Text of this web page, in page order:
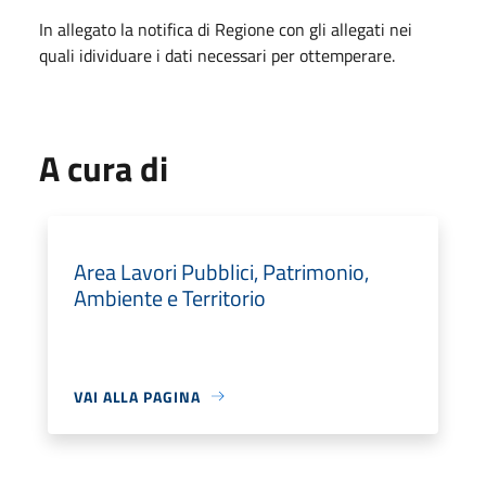
In allegato la notifica di Regione con gli allegati nei
quali idividuare i dati necessari per ottemperare.
A cura di
Area Lavori Pubblici, Patrimonio,
Ambiente e Territorio
VAI ALLA PAGINA